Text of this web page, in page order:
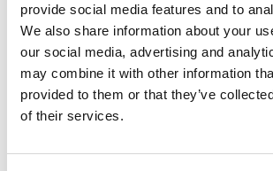
provide social media features and to
We also share information about your
our social media, advertising and
may combine it with other information
provided to them or that they’ve
of their services.
HACKETT NEWSLETTER
ERHALTEN SIE10%RABATT AUF IHREN